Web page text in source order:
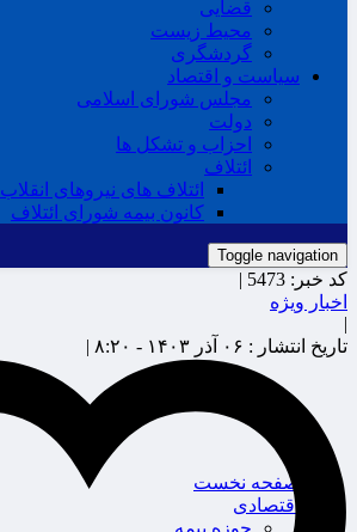
قضایی
محیط زیست
گردشگری
سیاست و اقتصاد
مجلس شورای اسلامی
دولت
احزاب و تشکل ها
ائتلاف
ائتلاف های نیروهای
کانون بیمه شورای ائتلاف
Toggle navigation
صفحه نخست
اقتصادی
حوزه بیمه
کد خبر: 5473 |
اخبار ویژه
|
تاریخ انتشار : ۰۶ آذر ۱۴۰۳ - ۸:۲۰ |